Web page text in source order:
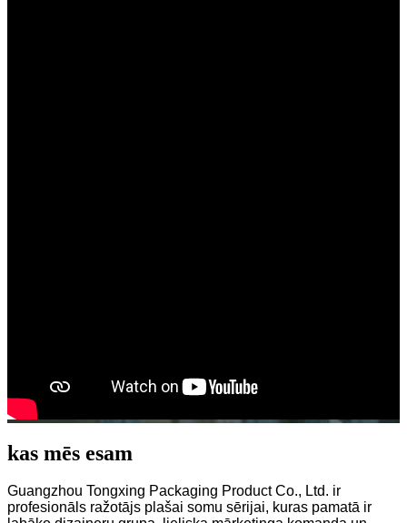
kas mēs esam
Guangzhou Tongxing Packaging Product Co., Ltd. ir
profesionāls ražotājs plašai somu sērijai, kuras pamatā ir